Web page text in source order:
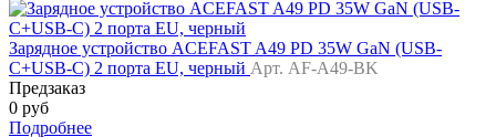
Зарядное устройство ACEFAST A49 PD 35W GaN (USB-
C+USB-C) 2 порта EU, черный Арт. AF-A49-BK
Предзаказ
0 руб
Подробнее